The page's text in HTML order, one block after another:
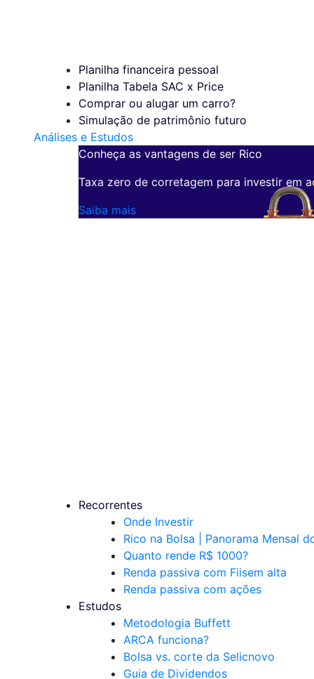
Planilha financeira pessoal
Planilha Tabela SAC x Price
Comprar ou alugar um carro?
Simulação de patrimônio futuro
Análises e Estudos
Conheça as vantagens de ser Rico
Taxa zero de corretagem para investir em
Saiba mais
Recorrentes
Onde Investir
Rico na Bolsa | Panorama Mensal
Quanto rende R$ 1000?
Renda passiva com Fiisem alta
Renda passiva com ações
Estudos
Metodologia Buffett
ARCA funciona?
Bolsa vs. corte da Selicnovo
Guia de Dividendos